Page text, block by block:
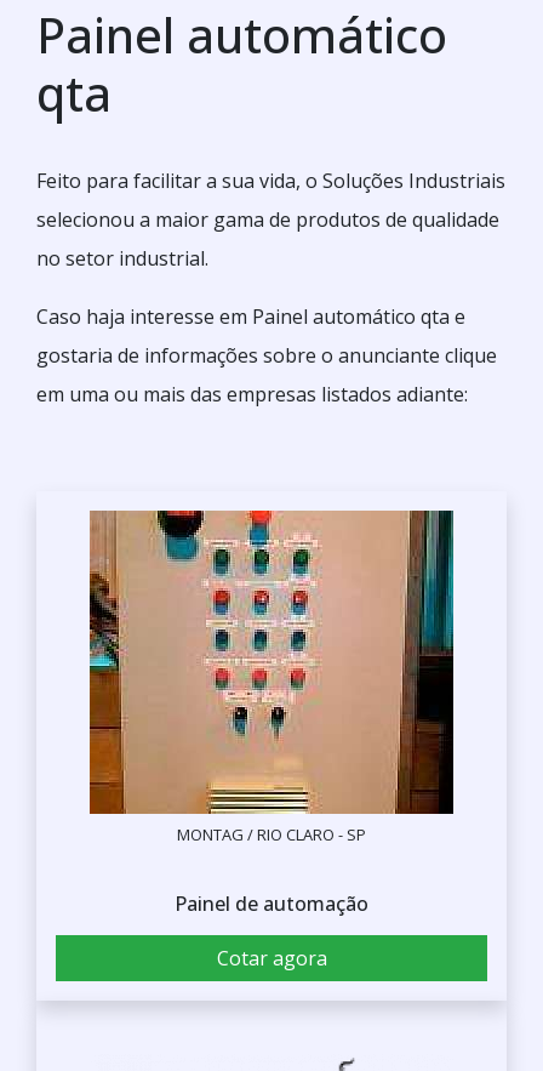
Painel automático
qta
Feito para facilitar a sua vida, o Soluções Industriais
selecionou a maior gama de produtos de qualidade
no setor industrial.
Caso haja interesse em Painel automático qta e
gostaria de informações sobre o anunciante clique
em uma ou mais das empresas listados adiante:
MONTAG / RIO CLARO - SP
Painel de automação
Cotar agora